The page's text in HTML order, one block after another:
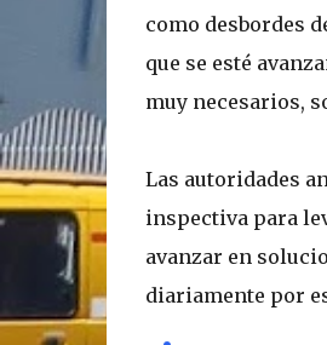
como desbordes
que se esté
muy necesarios,
Las autoridades
inspectiva para
avanzar en
diariamente por